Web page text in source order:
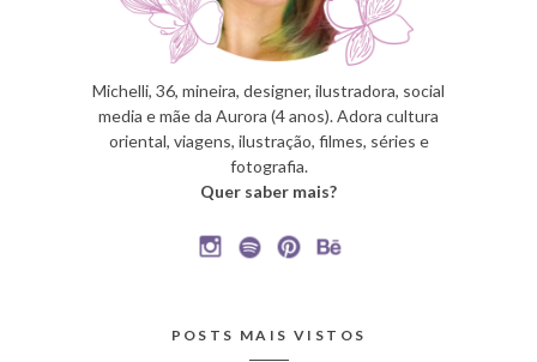
Michelli, 36, mineira, designer, ilustradora, social
media e mãe da Aurora (4 anos). Adora cultura
oriental, viagens, ilustração, filmes, séries e
fotografia.
Quer saber mais?
POSTS MAIS VISTOS